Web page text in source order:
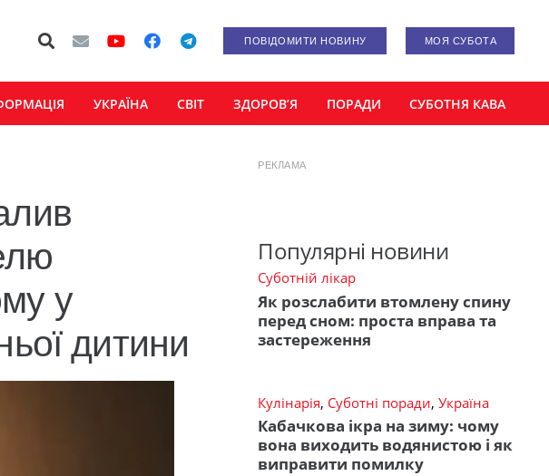
ПОВІДОМИТИ НОВИНУ МОЯ СУБОТА
УКРАЇНА СВІТ ЗДОРОВ’Я ПОРАДИ СУБОТНЯ КАВА
у
дитини
РЕКЛАМА
Популярні новини
Суботній лікар
Як розслабити втомлену спину
перед сном: проста вправа та
застереження
Кулінарія, Суботні поради, Україна
Кабачкова ікра на зиму: чому
вона виходить водянистою і як
виправити помилку